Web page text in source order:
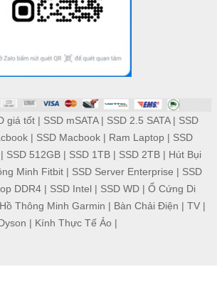
giá tốt| SSD mSATA| SSD 2.5 SATA| SSD
| SSD Macbook| Ram Laptop| SSD
SSD 512GB| SSD 1TB| SSD 2TB| Hút Bụi
Minh Fitbit| SSD Server Enterprise | SSD
DDR4| SSD Intel| SSD WD| Ổ Cứng Di
Thông Minh Garmin | Bàn Chải Điện | TV|
| Kính Thực Tế Ảo |